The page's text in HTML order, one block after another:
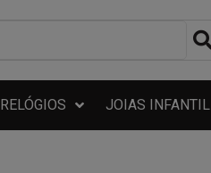
RELÓGIOS JOIAS INFANTIL